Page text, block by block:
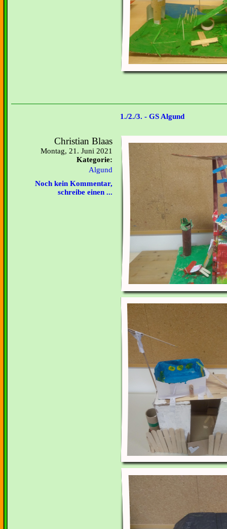
1./2./3. - GS Algund
Christian Blaas
Montag, 21. Juni 2021
Kategorie:
Algund
Noch kein Kommentar,
schreibe einen ...